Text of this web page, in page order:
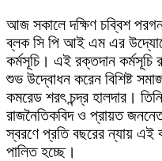
আজ সকালে দক্ষিণ চব্বিশ
ব্লক সি পি আই এম এর
কর্মসূচি। এই রক্তদান কর্মসূচি
শুভ উদ্বোধন করেন বিশিষ্ট
কমরেড শরৎ চন্দ্র হালদার।
রাজনৈতিকবিদ ও প্রায়ত
স্বরণে প্রতি বছরের ন্যায় এই
পালিত হচ্ছে।